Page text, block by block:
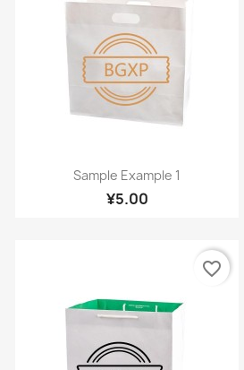
快速查看
Sample Example 1
¥5.00
favorite_border